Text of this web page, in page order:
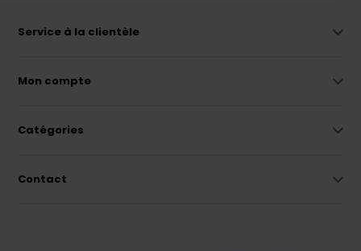
Service à la clientèle
Mon compte
Catégories
Contact